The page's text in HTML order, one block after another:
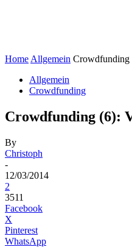
Home Allgemein Crowdfunding
Allgemein
Crowdfunding
Crowdfunding (6):
By
Christoph
-
12/03/2014
2
3511
Facebook
X
Pinterest
WhatsApp